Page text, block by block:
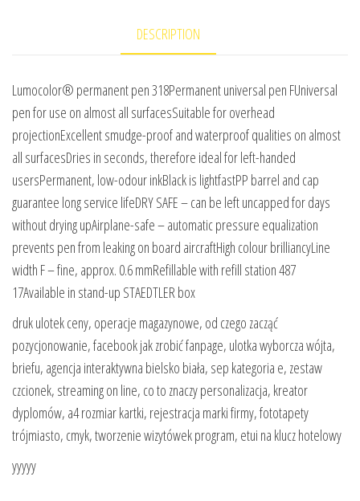
DESCRIPTION
Lumocolor® permanent pen 318Permanent universal pen FUniversal
pen for use on almost all surfacesSuitable for overhead
projectionExcellent smudge-proof and waterproof qualities on almost
all surfacesDries in seconds, therefore ideal for left-handed
usersPermanent, low-odour inkBlack is lightfastPP barrel and cap
guarantee long service lifeDRY SAFE – can be left uncapped for days
without drying upAirplane-safe – automatic pressure equalization
prevents pen from leaking on board aircraftHigh colour brilliancyLine
width F – fine, approx. 0.6 mmRefillable with refill station 487
17Available in stand-up STAEDTLER box
druk ulotek ceny, operacje magazynowe, od czego zacząć
pozycjonowanie, facebook jak zrobić fanpage, ulotka wyborcza wójta,
briefu, agencja interaktywna bielsko biała, sep kategoria e, zestaw
czcionek, streaming on line, co to znaczy personalizacja, kreator
dyplomów, a4 rozmiar kartki, rejestracja marki firmy, fototapety
trójmiasto, cmyk, tworzenie wizytówek program, etui na klucz hotelowy
yyyyy